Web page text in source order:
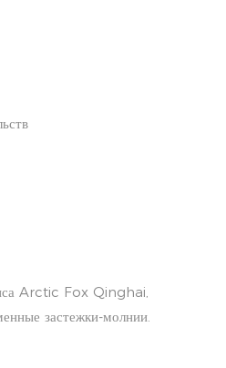
Arctic Fox Qinghai,
застежки-молнии.